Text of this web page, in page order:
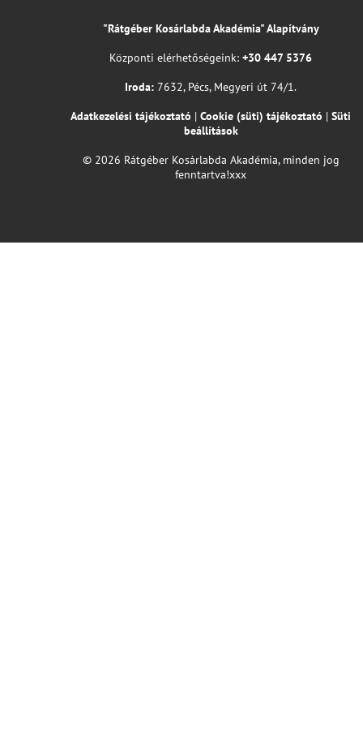
"Rátgéber Kosárlabda Akadémia" Alapítvány
Központi elérhetőségeink: +30 447 5376
Iroda: 7632, Pécs, Megyeri út 74/1.
Adatkezelési tájékoztató | Cookie (süti) tájékoztató | Süti
beállítások
© 2026 Rátgéber Kosárlabda Akadémia, minden jog
fenntartva!xxx